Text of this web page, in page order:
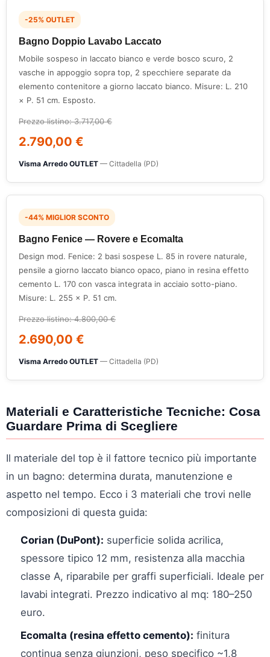
-25% OUTLET
Bagno Doppio Lavabo Laccato
Mobile sospeso in laccato bianco e verde bosco scuro, 2
vasche in appoggio sopra top, 2 specchiere separate da
elemento contenitore a giorno laccato bianco. Misure: L. 210
× P. 51 cm. Esposto.
Prezzo listino: 3.717,00 €
2.790,00 €
Visma Arredo OUTLET — Cittadella (PD)
-44% MIGLIOR SCONTO
Bagno Fenice — Rovere e Ecomalta
Design mod. Fenice: 2 basi sospese L. 85 in rovere naturale,
pensile a giorno laccato bianco opaco, piano in resina effetto
cemento L. 170 con vasca integrata in acciaio sotto-piano.
Misure: L. 255 × P. 51 cm.
Prezzo listino: 4.800,00 €
2.690,00 €
Visma Arredo OUTLET — Cittadella (PD)
Materiali e Caratteristiche Tecniche: Cosa
Guardare Prima di Scegliere
Il materiale del top è il fattore tecnico più importante
in un bagno: determina durata, manutenzione e
aspetto nel tempo. Ecco i 3 materiali che trovi nelle
composizioni di questa guida:
Corian (DuPont): superficie solida acrilica,
spessore tipico 12 mm, resistenza alla macchia
classe A, riparabile per graffi superficiali. Ideale per
lavabi integrati. Prezzo indicativo al mq: 180–250
euro.
Ecomalta (resina effetto cemento): finitura
continua senza giunzioni, peso specifico ~1,8